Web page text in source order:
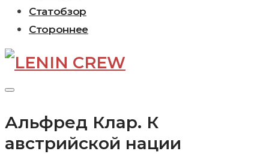
Статобзор
Стороннее
Альфред Клар. К
австрийской нации